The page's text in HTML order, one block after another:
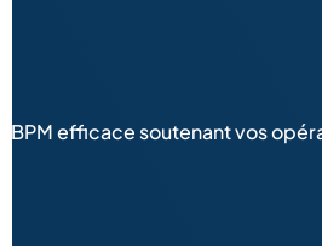
BPM efficace soutenant vos